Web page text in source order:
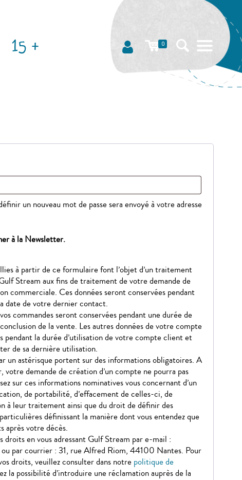
15 + 0
un nouveau mot de passe sera envoyé à votre adresse
à la Newsletter.
à partir de ce formulaire font l’objet d’un traitement
Stream aux fins de traitement de votre demande de
commerciale. Ces données seront conservées pendant
date de votre dernier contact.
commandes seront conservées pendant une durée de
de la vente. Les autres données de votre compte
pendant la durée d’utilisation de votre compte client et
de sa dernière utilisation.
un astérisque portent sur des informations obligatoires. A
votre demande de création d’un compte ne pourra pas
sur ces informations nominatives vous concernant d’un
de portabilité, d’effacement de celles-ci, de
à leur traitement ainsi que du droit de définir des
définissant la manière dont vous entendez que
après votre décès.
droits en vous adressant Gulf Stream par e-mail :
par courrier : 31, rue Alfred Riom, 44100 Nantes. Pour
droits, veuillez consulter dans notre politique de
la possibilité d’introduire une réclamation auprès de la